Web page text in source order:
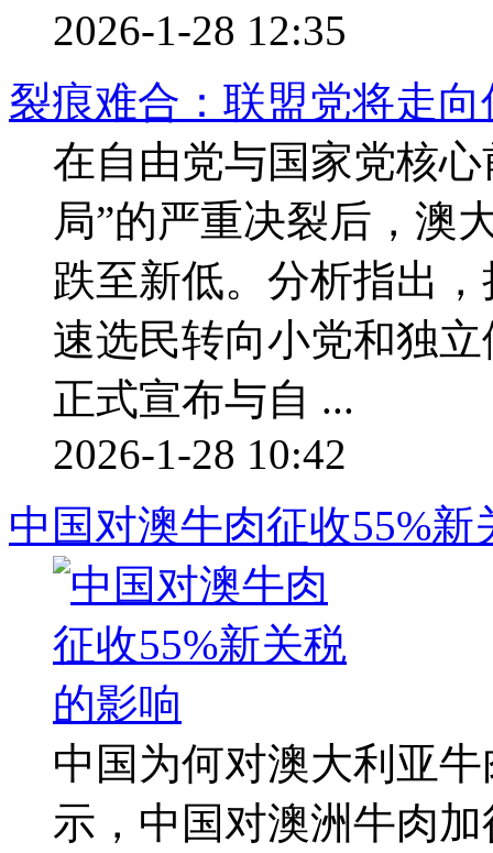
2026-1-28 12:35
裂痕难合：联盟党将走向
在自由党与国家党核
局”的严重决裂后，澳
跌至新低。分析指出
速选民转向小党和独
正式宣布与自 ...
2026-1-28 10:42
中国对澳牛肉征收55%新
中国为何对澳大利亚
示，中国对澳洲牛肉